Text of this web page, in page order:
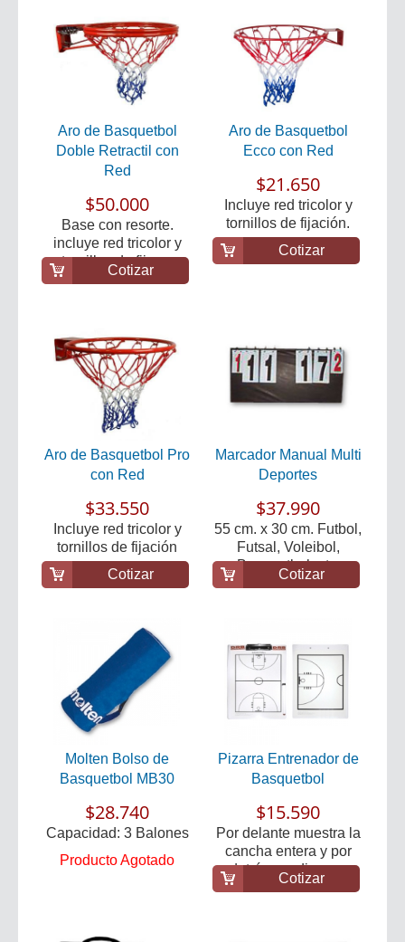
Aro de Basquetbol
Doble Retractil con
Red
$50.000
Base con resorte.
incluye red tricolor y
tornillos de fijac...
Cotizar
Aro de Basquetbol
Ecco con Red
$21.650
Incluye red tricolor y
tornillos de fijación.
Cotizar
Aro de Basquetbol Pro
con Red
$33.550
Incluye red tricolor y
tornillos de fijación
Cotizar
Marcador Manual Multi
Deportes
$37.990
55 cm. x 30 cm. Futbol,
Futsal, Voleibol,
Basquetbol, etc.
Cotizar
Molten Bolso de
Basquetbol MB30
$28.740
Capacidad: 3 Balones
Producto Agotado
Pizarra Entrenador de
Basquetbol
$15.590
Por delante muestra la
cancha entera y por
detrás, media ca...
Cotizar